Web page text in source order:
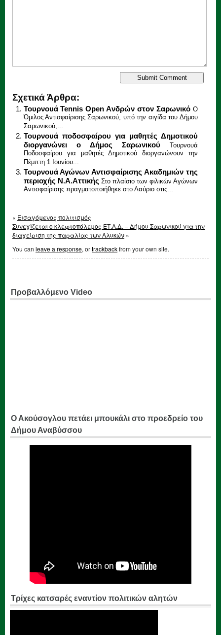
Σχετικά Άρθρα:
Τουρνουά Tennis Open Aνδρών στον Σαρωνικό Ο
Όμιλος Αντισφαίρισης Σαρωνικού, υπό την αιγίδα του Δήμου
Σαρωνικού,...
Τουρνουά ποδοσφαίρου για μαθητές Δημοτικού
διοργανώνει ο Δήμος Σαρωνικού
Τουρνουά
Ποδοσφαίρου για μαθητές Δημοτικού διοργανώνουν την
Πέμπτη 1 Ιουνίου...
Τουρνουά Αγώνων Αντισφαίρισης Ακαδημιών της
περιοχής Ν.Α.Αττικής Στο πλαίσιο των φιλικών Αγώνων
Αντισφαίρισης πραγματοποιήθηκε στο Λαύριο στις...
« Εισαγόμενος πολιτισμός
Συνεχίζεται ο κλεφτοπόλεμος ΕΤ.Α.Δ. – Δήμου Σαρωνικού για την
διαχείριση της παραλίας των Αλυκών »
You can leave a response, ortrackbackfrom your own site.
Προβαλλόμενο Video
Ο Ακούσογλου πετάει μπουκάλι στο προεδρείο του
Δήμου Αναβύσσου
Τρίχες κατσαρές εναντίον πολιτικών αλητών